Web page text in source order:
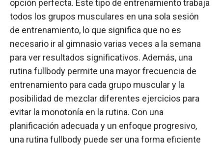
opción perfecta. Este tipo de entrenamiento trabaja
todos los grupos musculares en una sola sesión
de entrenamiento, lo que significa que no es
necesario ir al gimnasio varias veces a la semana
para ver resultados significativos. Además, una
rutina fullbody permite una mayor frecuencia de
entrenamiento para cada grupo muscular y la
posibilidad de mezclar diferentes ejercicios para
evitar la monotonía en la rutina. Con una
planificación adecuada y un enfoque progresivo,
una rutina fullbody puede ser una forma eficiente